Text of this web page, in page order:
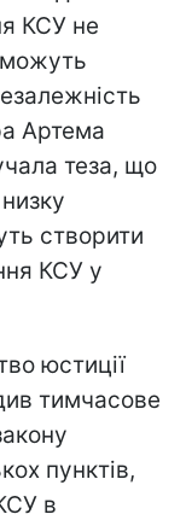
КСУ не
можуть
Артема
теза, що
створити
КСУ у
юстиції
тимчасове
пунктів,
в